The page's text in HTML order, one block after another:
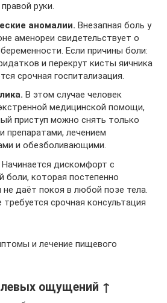
руки.
аномалии. Внезапная боль у
аменореи свидетельствует о
Если причины боли:
и перекрут кисты яичника
срочная госпитализация.
В этом случае человек
медицинской помощи,
приступ можно снять только
препаратами, лечением
и обезболивающими.
Начинается дискомфорт с
боли, которая постепенно
даёт покоя в любой позе тела.
требуется срочная консультация
и лечение пищевого
ощущений ↑